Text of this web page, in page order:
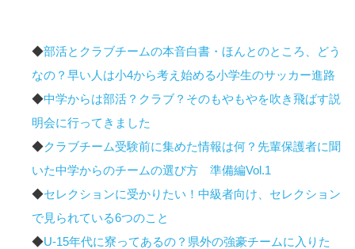
◆部活とクラブチームの本音白書・ほんとのところ、どう
なの？早い人は小4から考え始める小学生のサッカー進路
◆中学からは部活？クラブ？そのもやもやを吹き飛ばす説
明会に行ってきました
◆クラブチーム受験前に集めた情報は何？先輩保護者に聞
いた中学からのチームの選び方 準備編Vol.1
◆セレクションに受かりたい！中級者向け、セレクション
で見られている6つのこと
◆U-15年代に寮ってあるの？県外の強豪チームに入りた